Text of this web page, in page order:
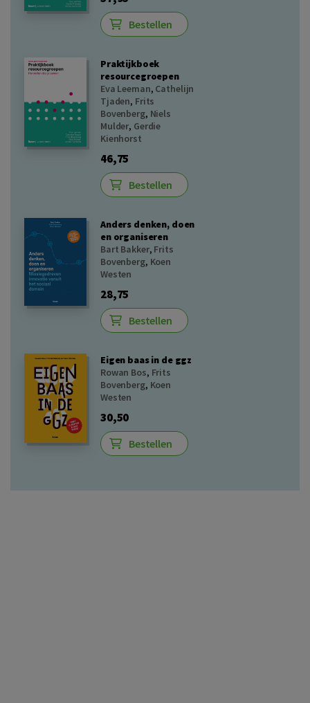
Bestellen
Praktijkboek
resourcegroepen
Eva Leeman, Cathelijn
Tjaden, Frits
Bovenberg, Niels
Mulder, Gerdie
Kienhorst
46,75
Bestellen
Anders denken, doen
en organiseren
Bart Bakker, Frits
Bovenberg, Koen
Westen
28,75
Bestellen
Eigen baas in de ggz
Rowan Bos, Frits
Bovenberg, Koen
Westen
30,50
Bestellen